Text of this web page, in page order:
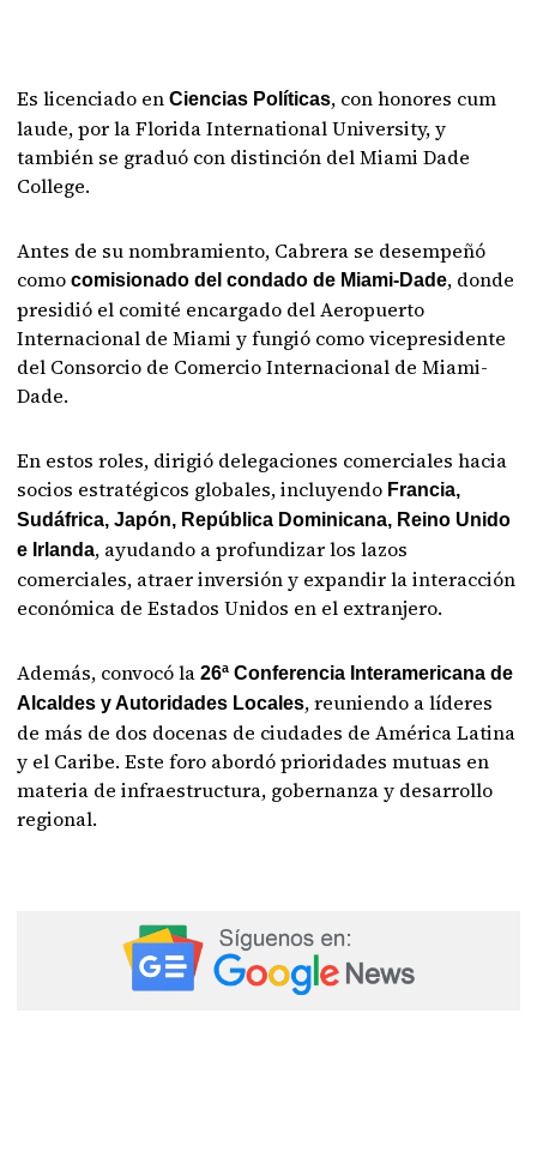
Es licenciado enCiencias Políticas, con honores cum
laude, por la Florida International University, y
también se graduó con distinción del Miami Dade
College.
Antes de su nombramiento, Cabrera se desempeñó
comocomisionado del condado de Miami-Dade, donde
presidió el comité encargado del Aeropuerto
Internacional de Miami y fungió como vicepresidente
del Consorcio de Comercio Internacional de Miami-
Dade.
En estos roles, dirigió delegaciones comerciales hacia
socios estratégicos globales, incluyendo Francia,
Sudáfrica, Japón, República Dominicana, Reino Unido
e Irlanda, ayudando a profundizar los lazos
comerciales, atraer inversión y expandir la interacción
económica de Estados Unidos en el extranjero.
Además, convocó la26ª Conferencia Interamericana de
Alcaldes y Autoridades Locales, reuniendo a líderes
de más de dos docenas de ciudades de América Latina
y el Caribe. Este foro abordó prioridades mutuas en
materia de infraestructura, gobernanza y desarrollo
regional.